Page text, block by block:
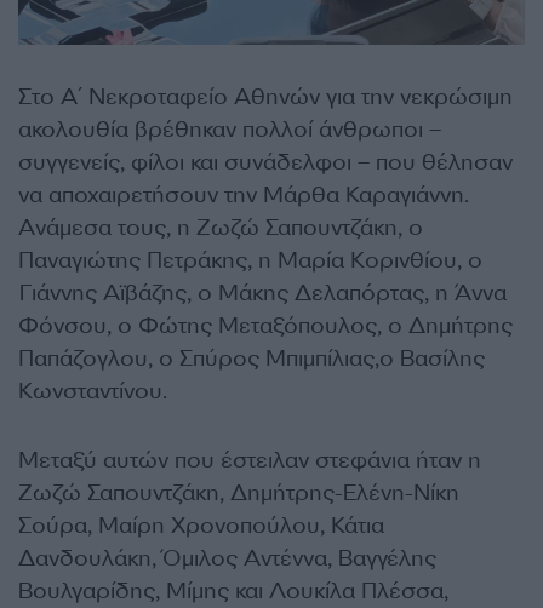
Στο Α΄ Νεκροταφείο Αθηνών για την νεκρώσιμη
ακολουθία βρέθηκαν πολλοί άνθρωποι –
συγγενείς, φίλοι και συνάδελφοι – που θέλησαν
να αποχαιρετήσουν την Μάρθα Καραγιάννη.
Ανάμεσα τους, η Ζωζώ Σαπουντζάκη, ο
Παναγιώτης Πετράκης, η Μαρία Κορινθίου, ο
Γιάννης Αϊβάζης, ο Μάκης Δελαπόρτας, η Άννα
Φόνσου, ο Φώτης Μεταξόπουλος, ο Δημήτρης
Παπάζογλου, ο Σπύρος Μπιμπίλιας,ο Βασίλης
Κωνσταντίνου.
Μεταξύ αυτών που έστειλαν στεφάνια ήταν η
Ζωζώ Σαπουντζάκη, Δημήτρης-Ελένη-Νίκη
Σούρα, Μαίρη Χρονοπούλου, Κάτια
Δανδουλάκη, Όμιλος Αντέννα, Βαγγέλης
Βουλγαρίδης, Μίμης και Λουκίλα Πλέσσα,